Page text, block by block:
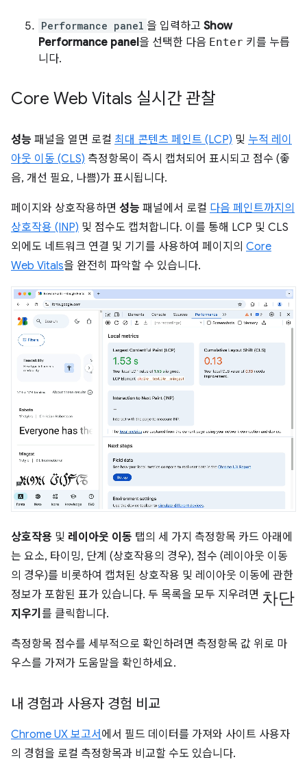
Performance panel 을 입력하고 Show
Performance panel을 선택한 다음 Enter 키를 누릅
니다.
Core Web Vitals 실시간 관찰
성능 패널을 열면 로컬 최대 콘텐츠 페인트 (LCP) 및 누적 레이
아웃 이동 (CLS) 측정항목이 즉시 캡처되어 표시되고 점수 (좋
음, 개선 필요, 나쁨)가 표시됩니다.
페이지와 상호작용하면 성능 패널에서 로컬 다음 페인트까지의
상호작용 (INP) 및 점수도 캡처합니다. 이를 통해 LCP 및 CLS
외에도 네트워크 연결 및 기기를 사용하여 페이지의 Core
Web Vitals을 완전히 파악할 수 있습니다.
상호작용 및 레이아웃 이동 탭의 세 가지 측정항목 카드 아래에
는 요소, 타이밍, 단계 (상호작용의 경우), 점수 (레이아웃 이동
의 경우)를 비롯하여 캡처된 상호작용 및 레이아웃 이동에 관한
정보가 포함된 표가 있습니다. 두 목록을 모두 지우려면 차단
지우기 를 클릭합니다.
측정항목 점수를 세부적으로 확인하려면 측정항목 값 위로 마
우스를 가져가 도움말을 확인하세요.
내 경험과 사용자 경험 비교
Chrome UX 보고서 에서 필드 데이터를 가져와 사이트 사용자
의 경험을 로컬 측정항목과 비교할 수도 있습니다.